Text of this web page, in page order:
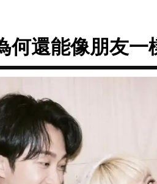
還能像朋友一